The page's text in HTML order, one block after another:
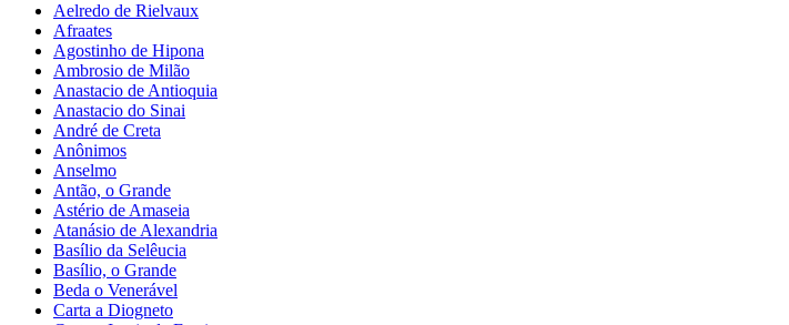
Aelredo de Rielvaux
Afraates
Agostinho de Hipona
Ambrosio de Milão
Anastacio de Antioquia
Anastacio do Sinai
André de Creta
Anônimos
Anselmo
Antão, o Grande
Astério de Amaseia
Atanásio de Alexandria
Basílio da Selêucia
Basílio, o Grande
Beda o Venerável
Carta a Diogneto